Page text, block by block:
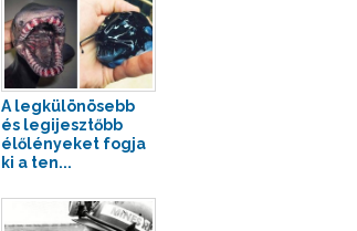
A legkülönösebb
és legijesztőbb
élőlényeket fogja
ki a ten...